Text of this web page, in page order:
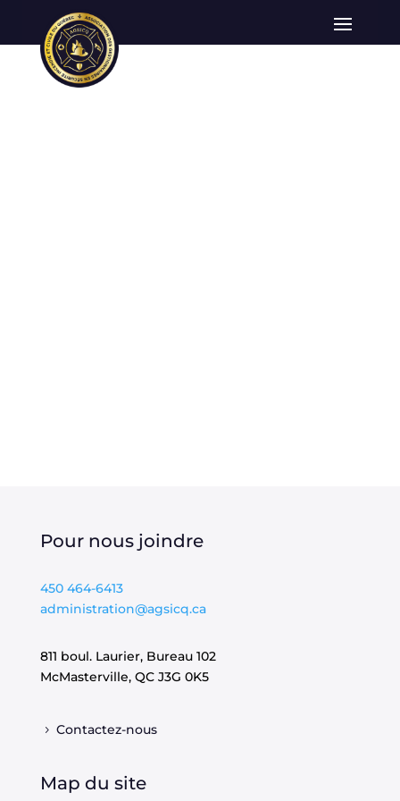
Pour nous joindre
450 464-6413
administration@agsicq.ca
811 boul. Laurier, Bureau 102
McMasterville, QC J3G 0K5
Contactez-nous
Map du site